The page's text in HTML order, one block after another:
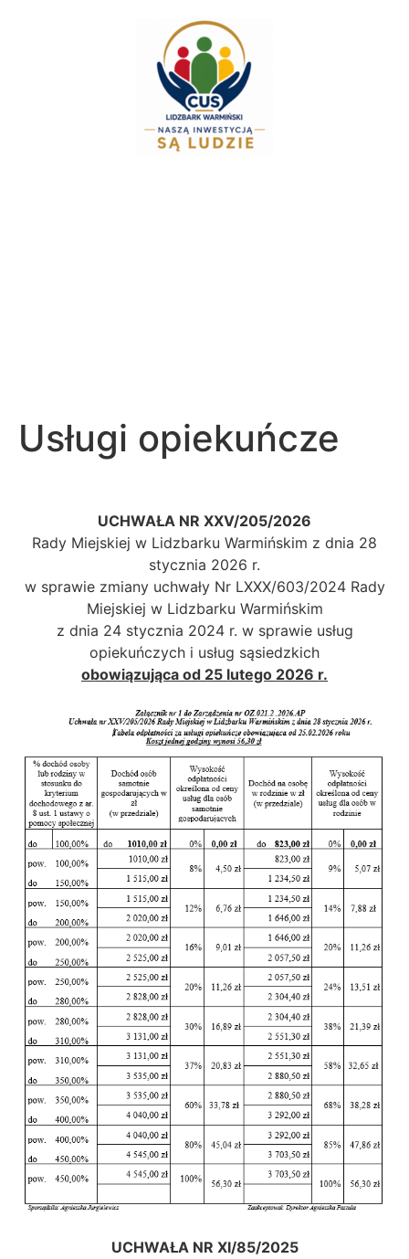
Usługi opiekuńcze
UCHWAŁA NR XXV/205/2026
Rady Miejskiej w Lidzbarku Warmińskim z dnia 28
stycznia 2026 r.
w sprawie zmiany uchwały Nr LXXX/603/2024 Rady
Miejskiej w Lidzbarku Warmińskim
z dnia 24 stycznia 2024 r. w sprawie usług
opiekuńczych i usług sąsiedzkich
obowiązująca od 25 lutego 2026 r.
UCHWAŁA NR XI/85/2025